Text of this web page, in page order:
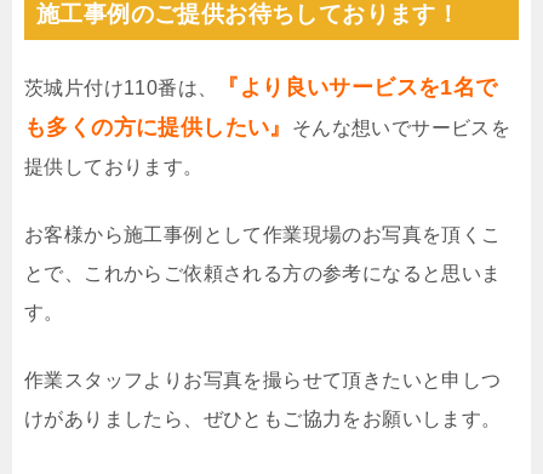
施工事例のご提供お待ちしております！
茨城片付け110番は、
『より良いサービスを1名で
も多くの方に提供したい』
そんな想いでサービスを
提供しております。
お客様から施工事例として作業現場のお写真を頂くこ
とで、これからご依頼される方の参考になると思いま
す。
作業スタッフよりお写真を撮らせて頂きたいと申しつ
けがありましたら、ぜひともご協力をお願いします。